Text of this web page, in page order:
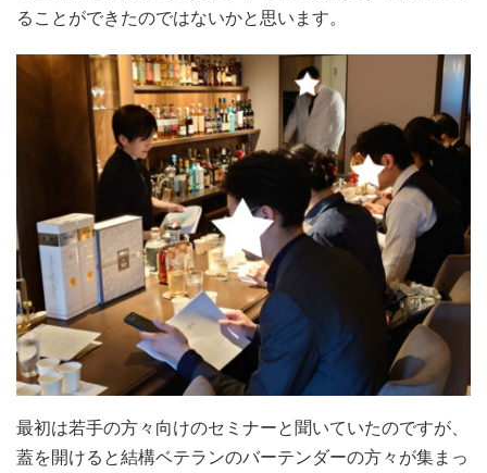
ることができたのではないかと思います。
最初は若手の方々向けのセミナーと聞いていたのですが、
蓋を開けると結構ベテランのバーテンダーの方々が集まっ